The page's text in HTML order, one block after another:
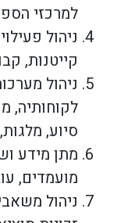
למרכזי
ניהול
קייטנות,
ניהול
לקוחותיה,
סיוע,
מתן מידע
מועמדים,
ניהול